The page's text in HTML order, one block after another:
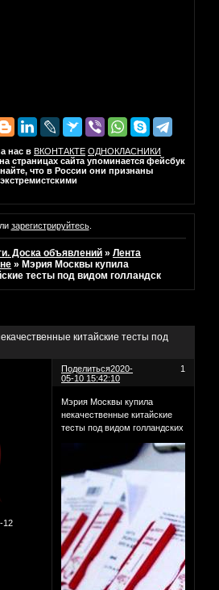
нас в ВКОНТАКТЕ ОДНОКЛАСНИКИ
страницах сайта упоминается фейсбук
что в России они признаны
экстремистскими
зарегистрируйтесь.
Доска объявлений »Лента
» Мэрия Москвы купила
тесты под видом голландск
китайские тесты под
Поделиться 1
2020-
05-10 15:42:10
12
Мэрия Москвы купила
некачественные китайские
тесты под видом голландских